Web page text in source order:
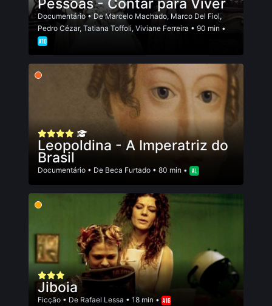
Pessoas - Contar para Viver
Documentário• DeMarcelo Machado, Marco Del Fiol,
Pedro Cézar, Tatiana Toffoli, Viviane Ferreira • 90 min •
Leopoldina - A Imperatriz do
Brasil
Documentário • De Beca Furtado • 80 min •
Jiboia
Ficção • De Rafael Lessa • 18 min •